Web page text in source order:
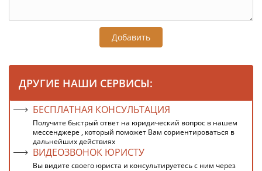
Добавить
ДРУГИЕ НАШИ СЕРВИСЫ:
БЕСПЛАТНАЯ КОНСУЛЬТАЦИЯ
Получите быстрый ответ на юридический вопрос в нашем
мессенджере , который поможет Вам сориентироваться в
дальнейших действиях
ВИДЕОЗВОНОК ЮРИСТУ
Вы видите своего юриста и консультируетесь с ним через